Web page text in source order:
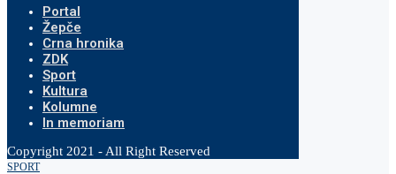
Portal
Žepče
Crna hronika
ZDK
Sport
Kultura
Kolumne
In memoriam
Copyright 2021 - All Right Reserved
SPORT